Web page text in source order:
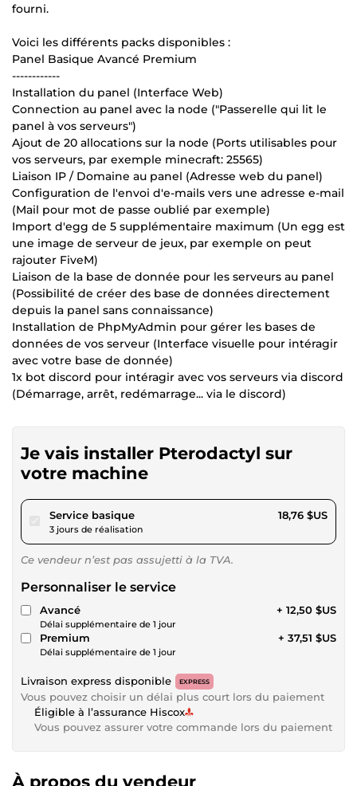
fourni.
Voici les différents packs disponibles :
Panel Basique Avancé Premium
------------
Installation du panel (Interface Web)
Connection au panel avec la node ("Passerelle qui lit le
panel à vos serveurs")
Ajout de 20 allocations sur la node (Ports utilisables pour
vos serveurs, par exemple minecraft: 25565)
Liaison IP / Domaine au panel (Adresse web du panel)
Configuration de l'envoi d'e-mails vers une adresse e-mail
(Mail pour mot de passe oublié par exemple)
Import d'egg de 5 supplémentaire maximum (Un egg est
une image de serveur de jeux, par exemple on peut
rajouter FiveM)
Liaison de la base de donnée pour les serveurs au panel
(Possibilité de créer des base de données directement
depuis la panel sans connaissance)
Installation de PhpMyAdmin pour gérer les bases de
données de vos serveur (Interface visuelle pour intéragir
avec votre base de donnée)
1x bot discord pour intéragir avec vos serveurs via discord
(Démarrage, arrêt, redémarrage... via le discord)
Je vais installer Pterodactyl sur
votre machine
Service basiquepour 17,28 $US
3 jours de réalisation
18,76 $US
Ce vendeur n’est pas assujetti à la TVA.
Personnaliser le service
Avancé
Délai supplémentaire de 1 jour
+ 12,50 $US
Premium
Délai supplémentaire de 1 jour
+ 37,51 $US
Livraison express disponible EXPRESS
Vous pouvez choisir un délai plus court lors du paiement
Éligible à l’assurance Hiscox
Vous pouvez assurer votre commande lors du paiement
À propos du vendeur